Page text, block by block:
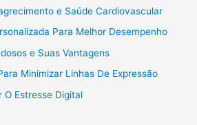
e Saúde Cardiovascular
Para Melhor Desempenho
e Suas Vantagens
Minimizar Linhas De Expressão
O Estresse Digital